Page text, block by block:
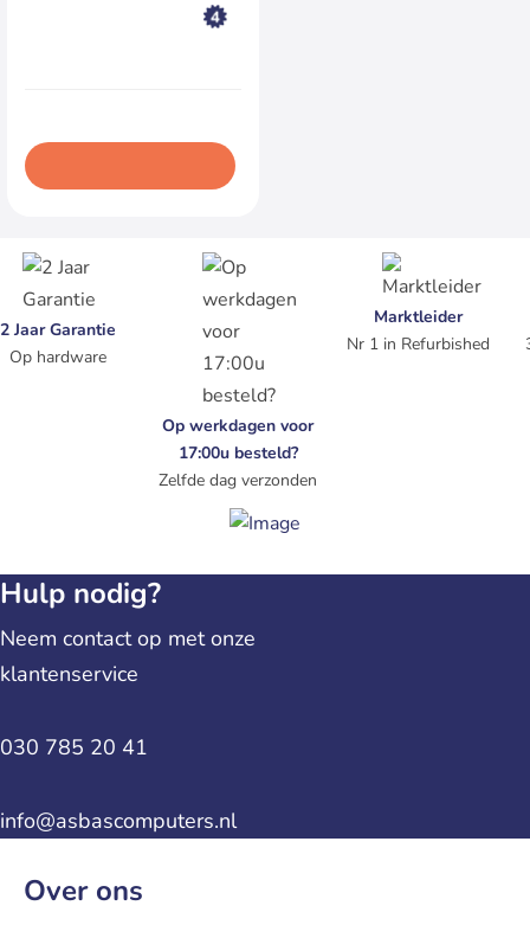
2 Jaar Garantie
Op hardware
Op werkdagen voor
17:00u besteld?
Zelfde dag verzonden
Marktleider
Nr 1 in Refurbished
Hulp nodig?
Neem contact op met onze
klantenservice
030 785 20 41
info@asbascomputers.nl
Over ons